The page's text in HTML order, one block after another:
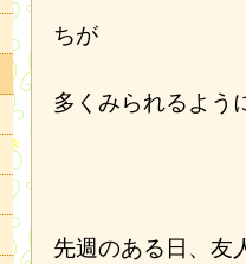
ちが
多くみられるよう
先週のある日、友